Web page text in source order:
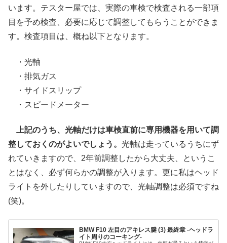
います。テスター屋では、実際の車検で検査される一部項
目を予め検査、必要に応じて調整してもらうことができま
す。検査項目は、概ね以下となります。
・光軸
・排気ガス
・サイドスリップ
・スピードメーター
上記のうち、光軸だけは車検直前に専用機器を用いて調
整しておくのがよいでしょう。 光軸は走っているうちにず
れていきますので、2年前調整したから大丈夫、というこ
とはなく、必ず何らかの調整が入ります。更に私はヘッド
ライトを外したりしていますので、光軸調整は必須ですね
(笑)。
BMW F10 左目のアキレス腱 (3) 最終章 -ヘッドラ
イト周りのコーキング-